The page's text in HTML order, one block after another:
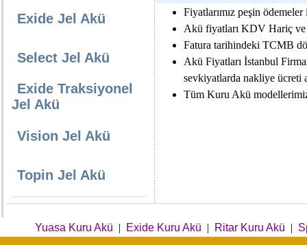
Exide Jel Akü
Select Jel Akü
Exide Traksiyonel
Jel Akü
Vision Jel Akü
Topin Jel Akü
Fiyatlarımız peşin
Akü fiyatları KDV Hariç ve
Fatura tarihindeki TCMB
Akü Fiyatları İstanbul
sevkiyatlarda nakliye ücreti
Tüm Kuru Akü
Yuasa Kuru Akü | Exide Kuru Akü | Ritar Kuru Akü |